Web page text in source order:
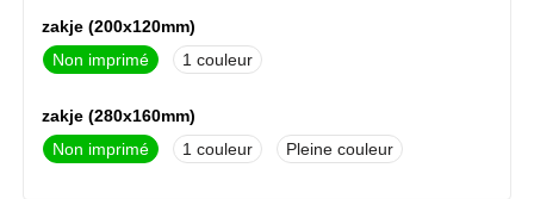
Senator
Sophie Muval
zakje (200x120mm)
Non imprimé
1
zakje (280x160mm)
Non imprimé
1 Pleine couleur